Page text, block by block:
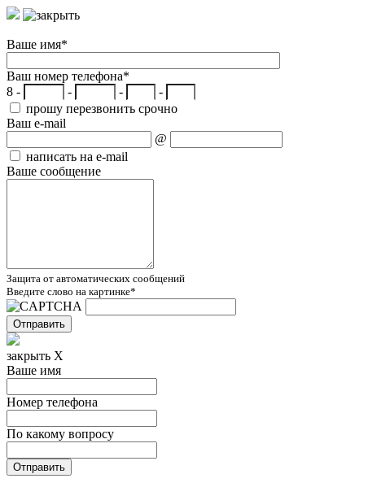
Ваше имя*
Ваш номер телефона*
8 -
- -
-
прошу перезвонить срочно
Ваш e-mail
@
написать на e-mail
Ваше сообщение
Защита от автоматических сообщений
Введите слово на картинке*
закрыть X
Ваше имя
Номер телефона
По какому вопросу